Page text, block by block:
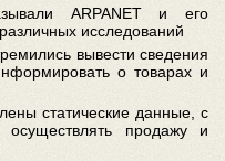
ARPANET и его
исследований
вывести сведения
о товарах и
статические данные, с
продажу и